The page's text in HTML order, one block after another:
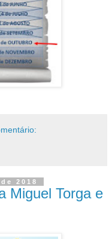
2018
Miguel Torga e